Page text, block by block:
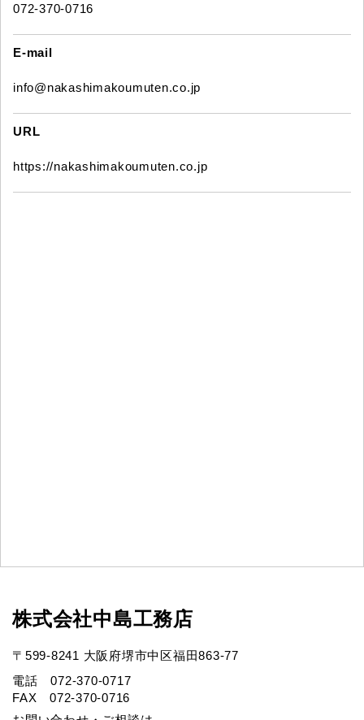
072-370-0716
E-mail
info@nakashimakoumuten.co.jp
URL
https://nakashimakoumuten.co.jp
株式会社中島工務店
〒599-8241 大阪府堺市中区福田863-77
電話 072-370-0717
FAX 072-370-0716